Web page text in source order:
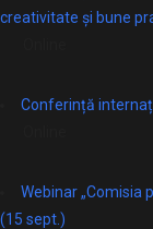
creativitate și bune
Conferință
Webinar „Comisia
(15 sept.)